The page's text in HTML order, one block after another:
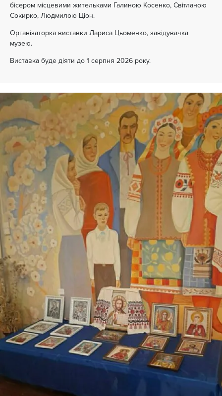
бісером місцевими жительками Галиною Косенко, Світланою
Сокирко, Людмилою Ціон.
Організаторка виставки Лариса Цьоменко, завідувачка
музею.
Виставка буде діяти до 1 серпня 2026 року.